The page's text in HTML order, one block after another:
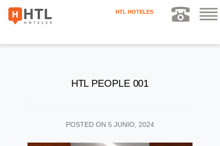
HTL HOTELES
HTL PEOPLE 001
POSTED ON 5 JUNIO, 2024